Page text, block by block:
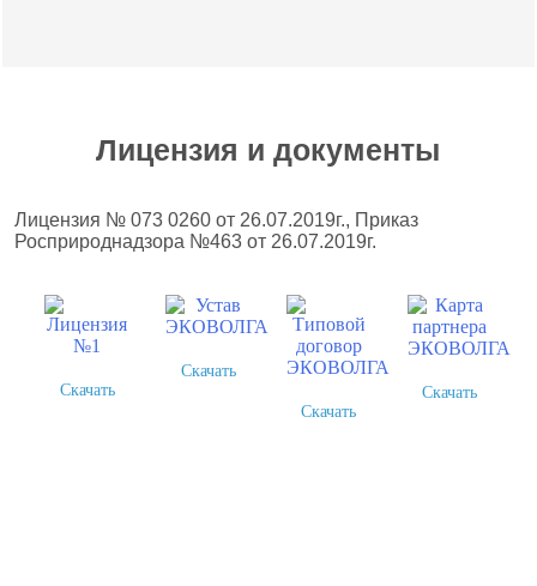
Лицензия и документы
Лицензия № 073 0260 от 26.07.2019г., Приказ
Росприроднадзора №463 от 26.07.2019г.
Скачать
Скачать
Скачать
Скачать